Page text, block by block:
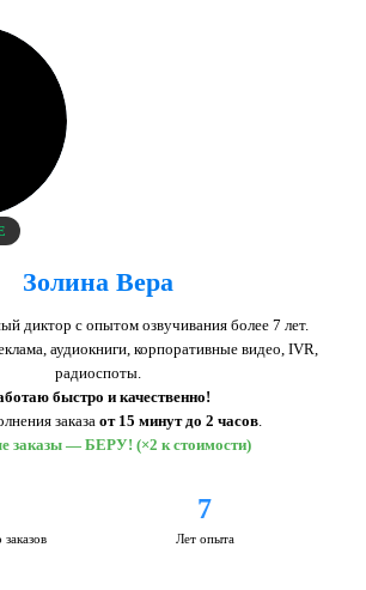
Золина Вера
диктор с опытом озвучивания более 7 лет.
аудиокниги, корпоративные видео, IVR,
радиоспоты.
быстро и качественно!
заказаот 15 минут до 2 часов.
заказы — БЕРУ! (×2 к стоимости)
7
Лет опыта